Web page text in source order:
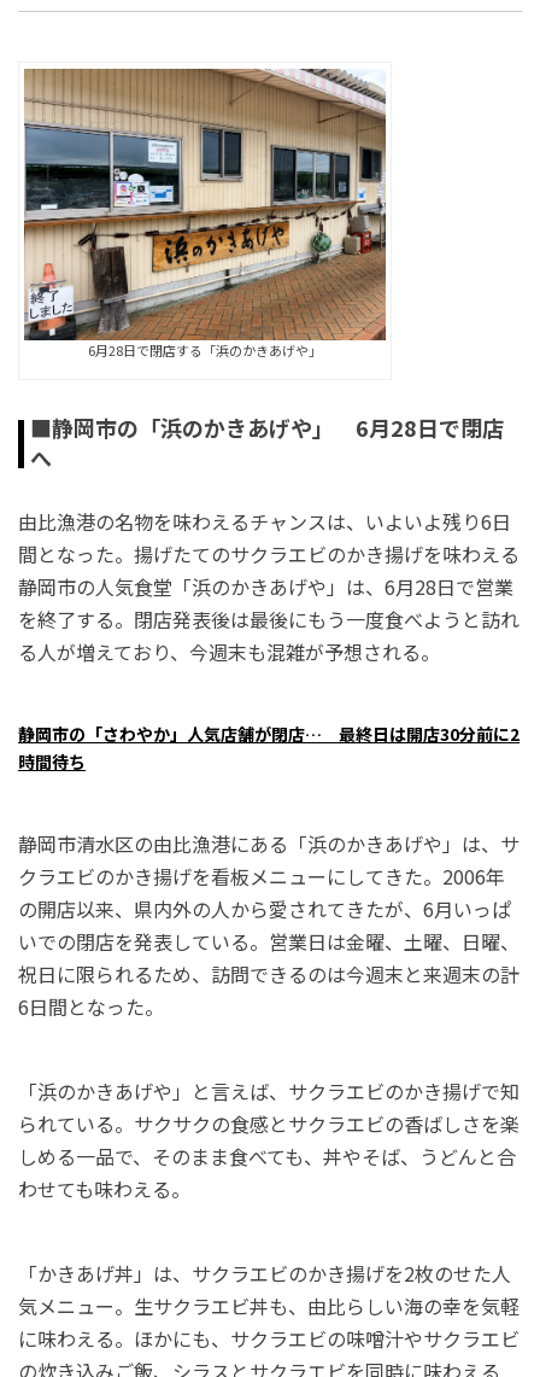
6月28日で閉店する「浜のかきあげや」
■静岡市の「浜のかきあげや」 6月28日で閉店
へ
由比漁港の名物を味わえるチャンスは、いよいよ残り6日
間となった。揚げたてのサクラエビのかき揚げを味わえる
静岡市の人気食堂「浜のかきあげや」は、6月28日で営業
を終了する。閉店発表後は最後にもう一度食べようと訪れ
る人が増えており、今週末も混雑が予想される。
静岡市の「さわやか」人気店舗が閉店… 最終日は開店30分前に2
時間待ち
静岡市清水区の由比漁港にある「浜のかきあげや」は、サ
クラエビのかき揚げを看板メニューにしてきた。2006年
の開店以来、県内外の人から愛されてきたが、6月いっぱ
いでの閉店を発表している。営業日は金曜、土曜、日曜、
祝日に限られるため、訪問できるのは今週末と来週末の計
6日間となった。
「浜のかきあげや」と言えば、サクラエビのかき揚げで知
られている。サクサクの食感とサクラエビの香ばしさを楽
しめる一品で、そのまま食べても、丼やそば、うどんと合
わせても味わえる。
「かきあげ丼」は、サクラエビのかき揚げを2枚のせた人
気メニュー。生サクラエビ丼も、由比らしい海の幸を気軽
に味わえる。ほかにも、サクラエビの味噌汁やサクラエビ
の炊き込みご飯、シラスとサクラエビを同時に味わえる